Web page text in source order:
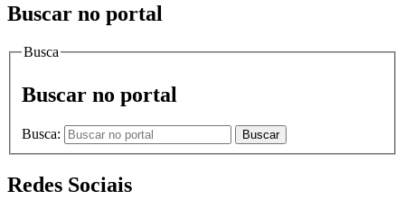
Buscar no portal
Busca
Buscar no portal
Busca: Buscar
Redes Sociais